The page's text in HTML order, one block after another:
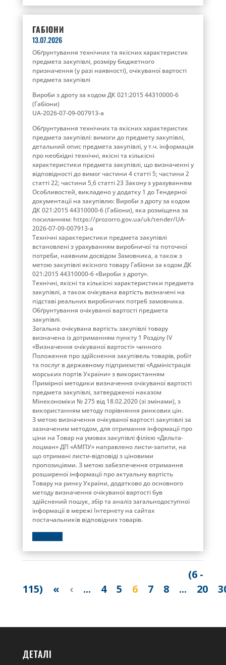
ГАБІОНИ
13.07.2026
Обґрунтування технічних та якісних характеристик
предмета закупівлі, розміру бюджетного
призначення (у разі наявності), очікуваної вартості
предмета закупівлі
Вироби з дроту за кодом ДК 021:2015 44310000-6
(Габіони)
UA-2026-07-09-007913-a
Обґрунтування технічних та якісних характеристик
предмета закупівлі: вимоги до предмету закупівлі,
детальний опис предмета закупівлі, у т.ч. інформація
про необхідні технічні, якісні та кількісні
характеристики предмета закупівлі, що визначенні у
відповідності до вимог частини 4 статті 5; частини 2
статті 22; частини 5,6 статті 23 Закону з урахуванням
Особливостей, викладено у додатку 1 до Тендерної
документації на закупівлю: Вироби з дроту за кодом
ДК 021:2015 44310000-6 (Габіони), яка розміщена за
посиланням: https://prozorro.gov.ua/uk/tender/UA-
2026-07-09-007913-a
Технічні характеристики предмета закупівлі
встановлені з урахуванням виробничої та поточної
потреби, наявним досвідом Замовника, а також з
метою закупівлі якісного товару Габіони за кодом ДК
021:2015 44310000-6 «Вироби з дроту».
Технічні, якісні та кількісні характеристики предмета
закупівлі, а також очікувана вартість визначені на
підставі реальних виробничих потреб замовника.
Обґрунтування очікуваної вартості предмета
закупівлі.
Загальна очікувана вартість закупівлі товару
визначена із дотриманням пункту 1 Розділу ІV
«Визначення очікуваної вартості» чинного
Положення про здійснення закупівель товарів, робіт
та послуг в державному підприємстві «Адміністрація
морських портів України» з використанням
Примірної методики визначення очікуваної вартості
предмета закупівлі, затвердженої наказом
Мінекономіки № 275 від 18.02.2020 (зі змінами), з
використанням методу порівняння ринкових цін.
З метою визначення очікуваної вартості закупівлі за
зазначеним методом, для отримання інформації про
ціни на Товар на умовах закупівлі філією «Дельта-
лоцман» ДП «АМПУ» направлено листи-запити, на
що отримані листи-відповіді з ціновими
пропозиціями. З метою забезпечення отримання
розширеної інформації про актуальну вартість
Товару на ринку України, додатково до основного
методу визначення очікуваної вартості був
здійснений пошук, збір та аналіз загальнодоступної
інформації в мережі Інтернету на сайтах
постачальників відповідних товарів.
(6 -
115)
« ‹ ... 4 5 6 7 8 ... 20
ДЕТАЛІ